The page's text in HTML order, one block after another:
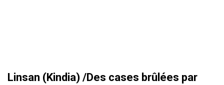
Linsan (Kindia) /Des cases brûlées par